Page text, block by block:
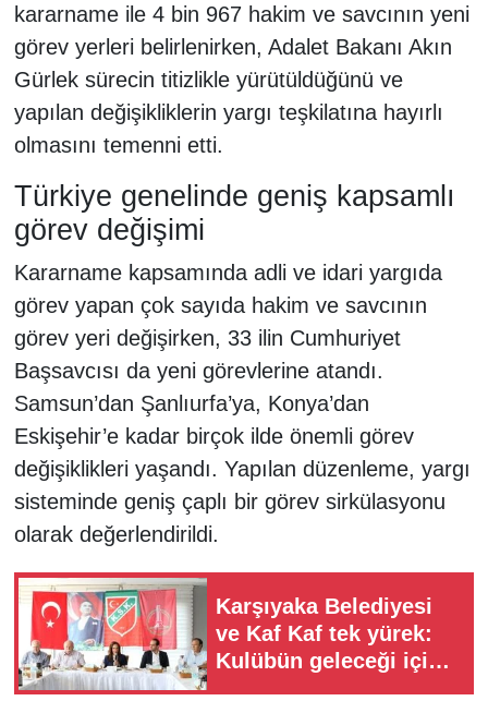
kararname ile 4 bin 967 hakim ve savcının yeni
görev yerleri belirlenirken, Adalet Bakanı Akın
Gürlek sürecin titizlikle yürütüldüğünü ve
yapılan değişikliklerin yargı teşkilatına hayırlı
olmasını temenni etti.
Türkiye genelinde geniş kapsamlı
görev değişimi
Kararname kapsamında adli ve idari yargıda
görev yapan çok sayıda hakim ve savcının
görev yeri değişirken, 33 ilin Cumhuriyet
Başsavcısı da yeni görevlerine atandı.
Samsun’dan Şanlıurfa’ya, Konya’dan
Eskişehir’e kadar birçok ilde önemli görev
değişiklikleri yaşandı. Yapılan düzenleme, yargı
sisteminde geniş çaplı bir görev sirkülasyonu
olarak değerlendirildi.
Karşıyaka Belediyesi
ve Kaf Kaf tek yürek:
Kulübün geleceği için